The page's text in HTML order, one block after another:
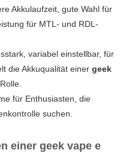
Akkulaufzeit, gute Wahl für
für MTL- und RDL-
variabel einstellbar, für
die Akkuqualität einer geek
für Enthusiasten, die
suchen.
einer geek vape e